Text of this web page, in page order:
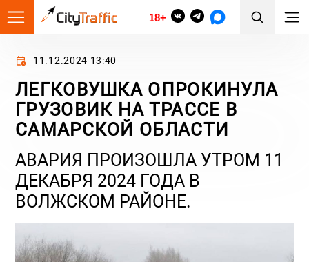
18+
11.12.2024 13:40
ЛЕГКОВУШКА ОПРОКИНУЛА
ГРУЗОВИК НА ТРАССЕ В
САМАРСКОЙ ОБЛАСТИ
АВАРИЯ ПРОИЗОШЛА УТРОМ 11
ДЕКАБРЯ 2024 ГОДА В
ВОЛЖСКОМ РАЙОНЕ.